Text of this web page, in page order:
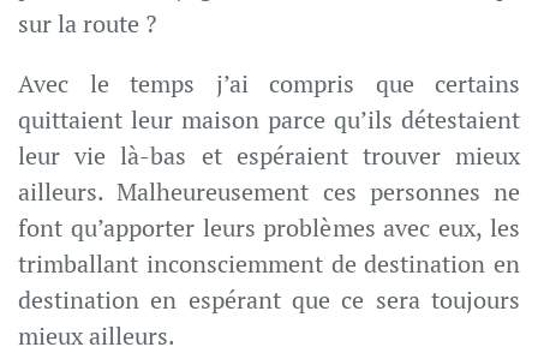
sur la route ?
Avec le temps j’ai compris que certains
quittaient leur maison parce qu’ils détestaient
leur vie là-bas et espéraient trouver mieux
ailleurs. Malheureusement ces personnes ne
font qu’apporter leurs problèmes avec eux, les
trimballant inconsciemment de destination en
destination en espérant que ce sera toujours
mieux ailleurs.